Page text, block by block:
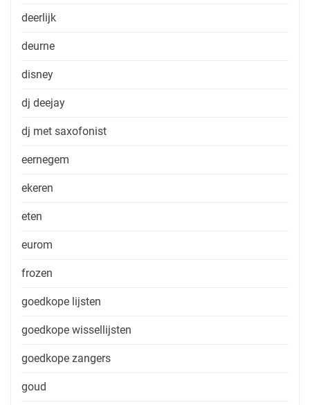
deerlijk
deurne
disney
dj deejay
dj met saxofonist
eernegem
ekeren
eten
eurom
frozen
goedkope lijsten
goedkope wissellijsten
goedkope zangers
goud